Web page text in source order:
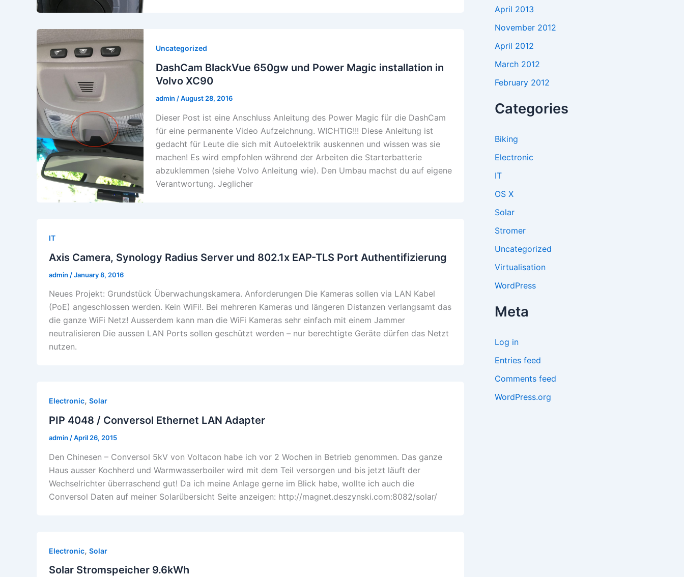
Uncategorized
DashCam BlackVue 650gw und Power Magic installation in
Volvo XC90
admin /August 28, 2016
Dieser Post ist eine Anschluss Anleitung des Power Magic für die DashCam
für eine permanente Video Aufzeichnung. WICHTIG!!! Diese Anleitung ist
gedacht für Leute die sich mit Autoelektrik auskennen und wissen was sie
machen! Es wird empfohlen während der Arbeiten die Starterbatterie
abzuklemmen (siehe Volvo Anleitung wie). Den Umbau machst du auf eigene
Verantwortung. Jeglicher
IT
Axis Camera, Synology Radius Server und 802.1x EAP-TLS Port Authentifizierung
admin /January 8, 2016
Neues Projekt: Grundstück Überwachungskamera. Anforderungen Die Kameras sollen via LAN Kabel
(PoE) angeschlossen werden. Kein WiFi!. Bei mehreren Kameras und längeren Distanzen verlangsamt das
die ganze WiFi Netz! Ausserdem kann man die WiFi Kameras sehr einfach mit einem Jammer
neutralisieren Die aussen LAN Ports sollen geschützt werden – nur berechtigte Geräte dürfen das Netzt
nutzen.
Electronic, Solar
PIP 4048 / Conversol Ethernet LAN Adapter
admin /April 26, 2015
Den Chinesen – Conversol 5kV von Voltacon habe ich vor 2 Wochen in Betrieb genommen. Das ganze
Haus ausser Kochherd und Warmwasserboiler wird mit dem Teil versorgen und bis jetzt läuft der
Wechselrichter überraschend gut! Da ich meine Anlage gerne im Blick habe, wollte ich auch die
Conversol Daten auf meiner Solarübersicht Seite anzeigen: http://magnet.deszynski.com:8082/solar/
Electronic, Solar
Solar Stromspeicher 9.6kWh
April 2013
November 2012
April 2012
March 2012
February 2012
Categories
Biking
Electronic
IT
OS X
Solar
Stromer
Uncategorized
Virtualisation
WordPress
Meta
Log in
Entries feed
Comments feed
WordPress.org